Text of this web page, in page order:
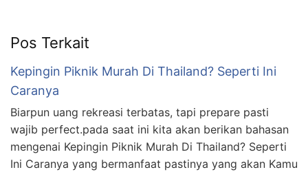
Pos Terkait
Kepingin Piknik Murah Di Thailand? Seperti Ini
Caranya
Biarpun uang rekreasi terbatas, tapi prepare pasti
wajib perfect.pada saat ini kita akan berikan bahasan
mengenai Kepingin Piknik Murah Di Thailand? Seperti
Ini Caranya yang bermanfaat pastinya yang akan Kamu